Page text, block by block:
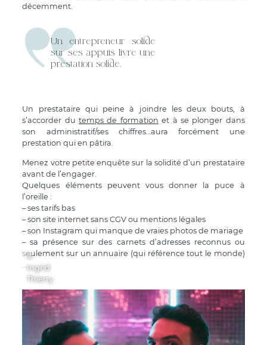
décemment.
Un entrepreneur solide
sur ses appuis livre une
prestation solide.
Un prestataire qui peine à joindre les deux bouts, à
s’accorder dutemps de formation et à se plonger dans
son administratif/ses chiffres…aura forcément une
prestation qui en pâtira.
Menez votre petite enquête sur la solidité d’un prestataire
avant de l’engager.
Quelques éléments peuvent vous donner la puce à
l’oreille :
– ses tarifs bas
– son site internet sans CGV ou mentions légales
– son Instagram qui manque de vraies photos de mariage
– sa présence sur des carnets d’adresses reconnus ou
seulement sur un annuaire (qui référence tout le monde)
…
©
Ingrid
Thierry